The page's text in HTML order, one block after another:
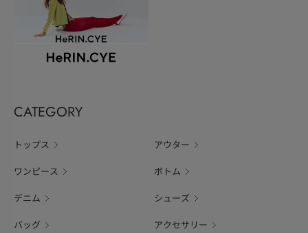
CATEGORY
トップス アウター
ワンピース ボトム
デニム シューズ
バッグ アクセサリー